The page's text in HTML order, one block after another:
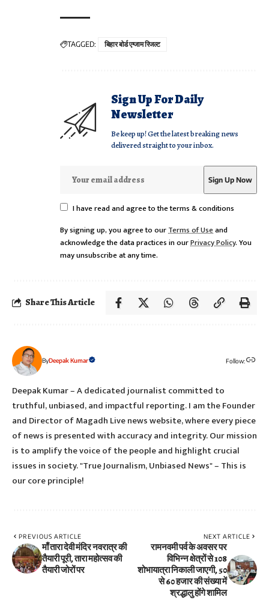
TAGGED: बिहार बोर्ड एग्जाम रिजल्ट
Sign Up For Daily
Newsletter
Be keep up! Get the latest breaking news
delivered straight to your inbox.
I have read and agree to the terms & conditions
By signing up, you agree to ourTerms of Useand
acknowledge the data practices in ourPrivacy Policy. You
may unsubscribe at any time.
Share This Article
ByDeepak Kumar Follow:
Deepak Kumar – A dedicated journalist committed to
truthful, unbiased, and impactful reporting. I am the Founder
and Director of Magadh Live news website, where every piece
of news is presented with accuracy and integrity. Our mission
is to amplify the voice of the people and highlight crucial
issues in society. "True Journalism, Unbiased News" – This is
our core principle!
PREVIOUS ARTICLE
माँ तारा देवी मंदिर नवरात्र की
तैयारी पूरी, तारा महोत्सव की
तैयारी जोरों पर
NEXT ARTICLE
रामनवमी पर्व के अवसर पर
विभिन्न क्षेत्रों से 108
शोभायात्रा निकाली जाएगी, 50
से 60 हजार की संख्या में
श्रद्धालु होंगे शामिल